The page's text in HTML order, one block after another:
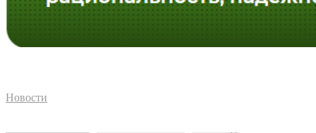
Новости